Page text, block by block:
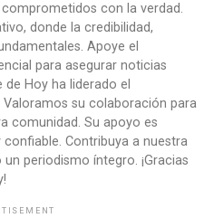
con la verdad.
donde la credibilidad,
Apoye el
para asegurar noticias
de Hoy ha liderado el
su colaboración para
comunidad. Su apoyo es
Contribuya a nuestra
periodismo íntegro. ¡Gracias